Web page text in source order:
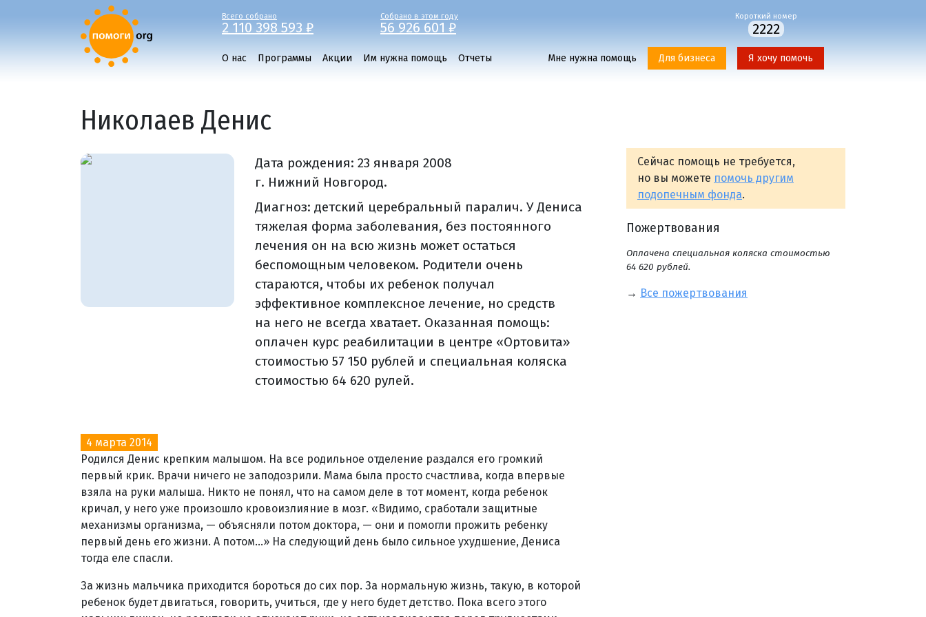
Всего собрано
2 110 398 593 ₽
Собрано в этом году
56 926 601 ₽
Короткий номер
2222
О нас Программы Акции Им нужна помощь Отчеты Мне нужна помощь Для бизнеса Я хочу помочь
Николаев Денис
Дата рождения:23 января 2008
г. Нижний Новгород.
Диагноз: детский церебральный паралич. У Дениса
тяжелая форма заболевания, без постоянного
лечения он на всю жизнь может остаться
беспомощным человеком. Родители очень
стараются, чтобы их ребенок получал
эффективное комплексное лечение, но средств
на него не всегда хватает. Оказанная помощь:
оплачен курс реабилитации в центре «Ортовита»
стоимостью 57 150 рублей и специальная коляска
стоимостью 64 620 рулей.
4 марта 2014
Родился Денис крепким малышом. На все родильное отделение раздался его громкий
первый крик. Врачи ничего не заподозрили. Мама была просто счастлива, когда впервые
взяла на руки малыша. Никто не понял, что на самом деле в тот момент, когда ребенок
кричал, у него уже произошло кровоизлияние в мозг. «Видимо, сработали защитные
механизмы организма, — объясняли потом доктора, — они и помогли прожить ребенку
первый день его жизни. А потом...» На следующий день было сильное ухудшение, Дениса
тогда еле спасли.
За жизнь мальчика приходится бороться до сих пор. За нормальную жизнь, такую, в которой
ребенок будет двигаться, говорить, учиться, где у него будет детство. Пока всего этого
Сейчас помощь не требуется,
но вы можете помочь другим
подопечным фонда.
Пожертвования
Оплачена специальная коляска стоимостью
64 620 рублей.
→ Все пожертвования